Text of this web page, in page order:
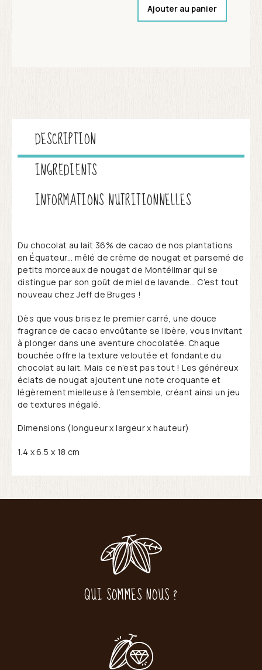
Ajouter au panier
DESCRIPTION
INGREDIENTS
INFORMATIONS NUTRITIONNELLES
Du chocolat au lait 36% de cacao de nos plantations
en Équateur… mêlé de crème de nougat et parsemé de
petits morceaux de nougat de Montélimar qui se
distingue par son goût de miel de lavande… C’est tout
nouveau chez Jeff de Bruges !
Dès que vous brisez le premier carré, une douce
fragrance de cacao envoûtante se libère, vous invitant
à plonger dans une aventure chocolatée. Chaque
bouchée offre la texture veloutée et fondante du
chocolat au lait. Mais ce n’est pas tout ! Les généreux
éclats de nougat ajoutent une note croquante et
légèrement mielleuse à l’ensemble, créant ainsi un jeu
de textures inégalé.
Dimensions (longueur x largeur x hauteur)
1.4 x 6.5 x 18 cm
QUI SOMMES NOUS ?